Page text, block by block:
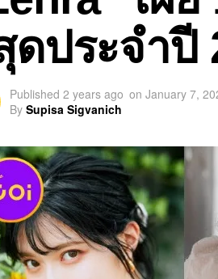
ดประจำปี
Published 2 years ago on January 7,
By Supisa Sigvanich